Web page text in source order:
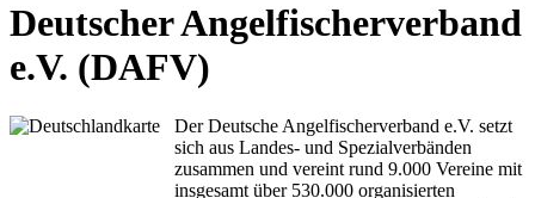
Deutscher Angelfischerverband
e.V. (DAFV)
Der Deutsche Angelfischerverband e.V. setzt
sich aus Landes- und Spezialverbänden
zusammen und vereint rund 9.000 Vereine mit
insgesamt über 530.000 organisierten